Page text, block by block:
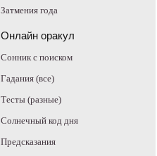
Затмения года
Онлайн оракул
Cонник с поиском
Гадания (все)
Тесты (разные)
Солнечный код дня
Предсказания